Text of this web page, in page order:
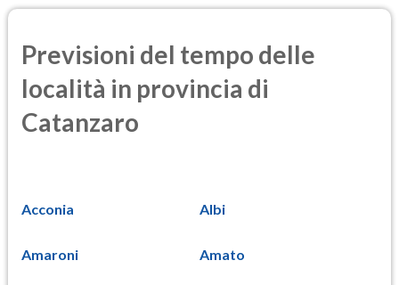
Previsioni del tempo delle
località in provincia di
Catanzaro
Acconia Albi
Amaroni Amato